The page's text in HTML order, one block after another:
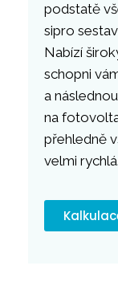
podstatě
sipro
Nabízí
schopni
a
na
přehledně
velmi rychlá.